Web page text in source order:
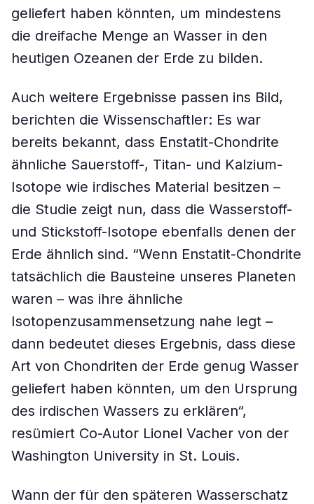
geliefert haben könnten, um mindestens
die dreifache Menge an Wasser in den
heutigen Ozeanen der Erde zu bilden.
Auch weitere Ergebnisse passen ins Bild,
berichten die Wissenschaftler: Es war
bereits bekannt, dass Enstatit-Chondrite
ähnliche Sauerstoff-, Titan- und Kalzium-
Isotope wie irdisches Material besitzen –
die Studie zeigt nun, dass die Wasserstoff-
und Stickstoff-Isotope ebenfalls denen der
Erde ähnlich sind. “Wenn Enstatit-Chondrite
tatsächlich die Bausteine unseres Planeten
waren – was ihre ähnliche
Isotopenzusammensetzung nahe legt –
dann bedeutet dieses Ergebnis, dass diese
Art von Chondriten der Erde genug Wasser
geliefert haben könnten, um den Ursprung
des irdischen Wassers zu erklären“,
resümiert Co-Autor Lionel Vacher von der
Washington University in St. Louis.
Wann der für den späteren Wasserschatz